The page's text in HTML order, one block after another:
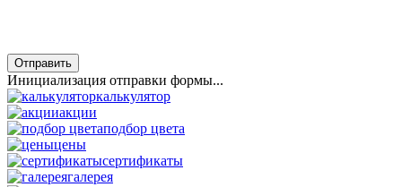
Отправить
Инициализация отправки формы...
калькулятор
акции
подбор цвета
цены
сертификаты
галерея